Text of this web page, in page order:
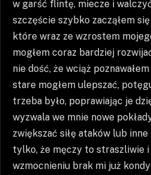
w garść flintę, miecze i
szczęście szybko zacząłem
które wraz ze wzrostem
mogłem coraz bardziej
nie dość, że wciąż
stare mogłem ulepszać,
trzeba było, poprawiając je
wyzwala we mnie nowe
zwiększać siłę ataków lub
tylko, że męczy to straszliwie
wzmocnieniu brak mi już